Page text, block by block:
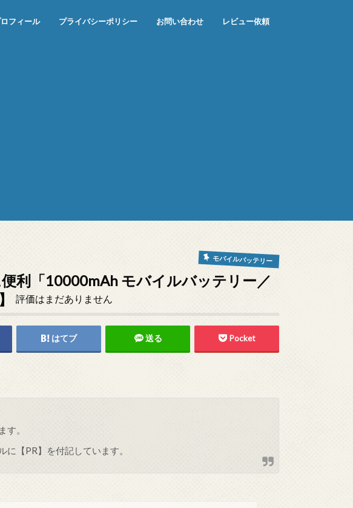
フィール プライバシーポリシー お問い合わせ レビュー依頼
モバイルバッテリー
利「10000mAh モバイルバッテリー／
評価はまだありません
はてブ 送る Pocket
す。
【PR】を付記しています。